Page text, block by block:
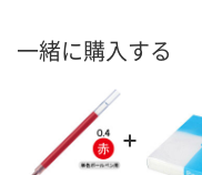
一緒に購入する